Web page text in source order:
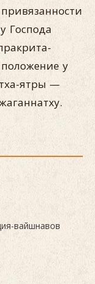
Господа
у
ятры —
вайшнавов